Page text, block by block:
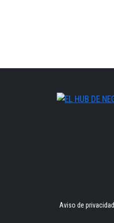
Aviso de privacidad